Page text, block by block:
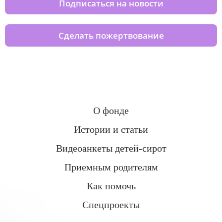
Подписаться на новости
Сделать пожертвование
О фонде
Истории и статьи
Видеоанкеты детей-сирот
Приемным родителям
Как помочь
Спецпроекты